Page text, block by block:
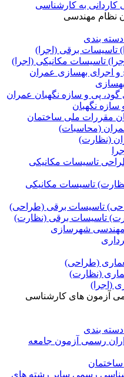
کاردانی به کارشناسی
نظام مهندسی
بندی
تاسیسات برقی (اجرا)
تاسیسات مکانیکی (اجرا)
عمران
عمران
نگهبان
مقررات ملی ساختمان
(محاسبات)
(نظارت)
تاسیسات مکانیکی
تاسیسات مکانیکی
تاسیسات برقی (طراحی)
تاسیسات برقی (نظارت)
مهندسی شهرسازی
(طراحی)
(نظارت)
(اجرا)
آزمون های کارشناسی
بندی
آزمون جامعه
ساختمان
سایر رشته های